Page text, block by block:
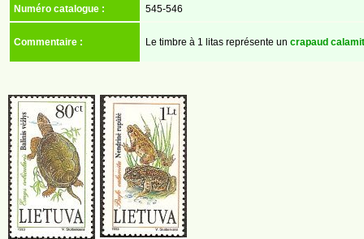
Numéro catalogue : 545-546
Commentaire : Le timbre à 1 litas représente un crapaud